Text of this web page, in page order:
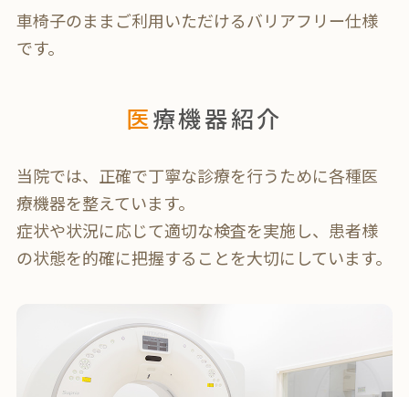
車椅子のままご利用いただけるバリアフリー仕様
です。
医療機器紹介
当院では、正確で丁寧な診療を行うために各種医
療機器を整えています。
症状や状況に応じて適切な検査を実施し、患者様
の状態を的確に把握することを大切にしています。